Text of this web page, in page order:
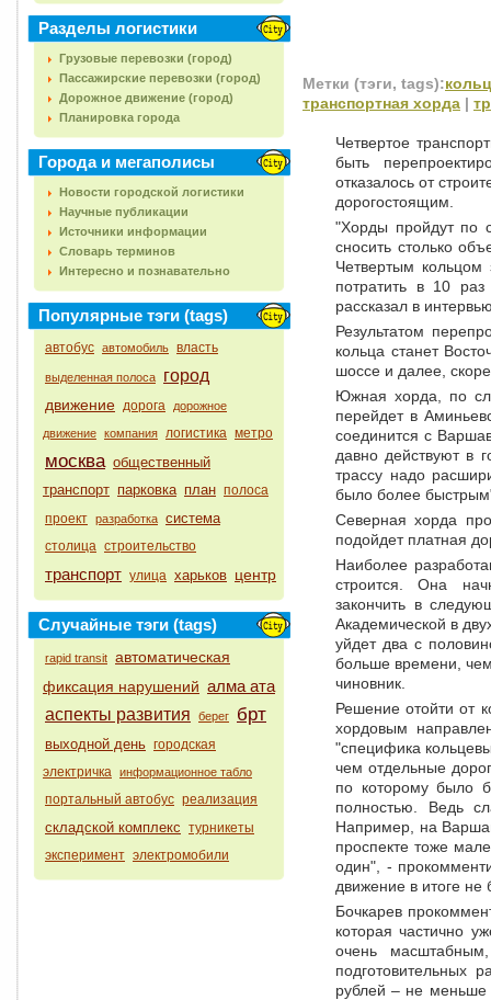
Разделы логистики
Грузовые перевозки (город)
Пассажирские перевозки (город)
Дорожное движение (город)
Планировка города
Города и мегаполисы
Новости городской логистики
Научные публикации
Источники информации
Словарь терминов
Интересно и познавательно
Популярные тэги (tags)
автобус автомобиль власть
выделенная полоса город
движение дорога дорожное
движение компания логистика метро
москва общественный
транспорт парковка план полоса
проект разработка система
столица строительство
транспорт улица харьков центр
Случайные тэги (tags)
rapid transit автоматическая
фиксация нарушений алма ата
аспекты развития
берег брт
выходной день городская
электричка информационное табло
портальный автобус реализация
складской комплекс турникеты
эксперимент электромобили
Метки (тэги, tags):
транспортная хорда |
Четвертое
быть
отказалось от
дорогостоящим.
"Хорды пройдут по
сносить столько
Четвертым кольцом
потратить в 10
рассказал в
Результатом
кольца станет
шоссе и далее,
Южная хорда, по
перейдет в
соединится с
давно действуют в
трассу надо
было более
Северная хорда
подойдет платная
Наиболее
строится. Она
закончить в
Академической в
уйдет два с
больше времени,
чиновник.
Решение отойти от
хордовым
"специфика
чем отдельные
по которому было
полностью. Ведь
Например, на
проспекте тоже
один", -
движение в итоге не
Бочкарев
которая частично
очень
подготовительных
рублей – не